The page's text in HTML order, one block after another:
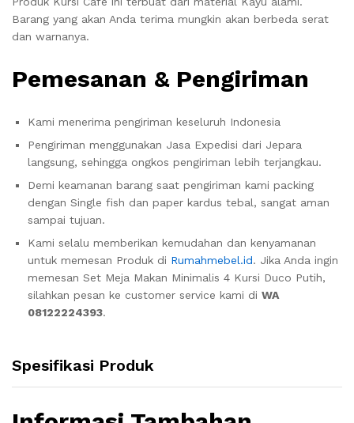
Barang yang akan Anda terima mungkin akan berbeda serat
dan warnanya.
Pemesanan & Pengiriman
Kami menerima pengiriman keseluruh Indonesia
Pengiriman menggunakan Jasa Expedisi dari Jepara
langsung, sehingga ongkos pengiriman lebih terjangkau.
Demi keamanan barang saat pengiriman kami packing
dengan Single fish dan paper kardus tebal, sangat aman
sampai tujuan.
Kami selalu memberikan kemudahan dan kenyamanan
untuk memesan Produk di Rumahmebel.id. Jika Anda ingin
memesan Set Meja Makan Minimalis 4 Kursi Duco Putih,
silahkan pesan ke customer service kami di WA
08122224393.
Spesifikasi Produk